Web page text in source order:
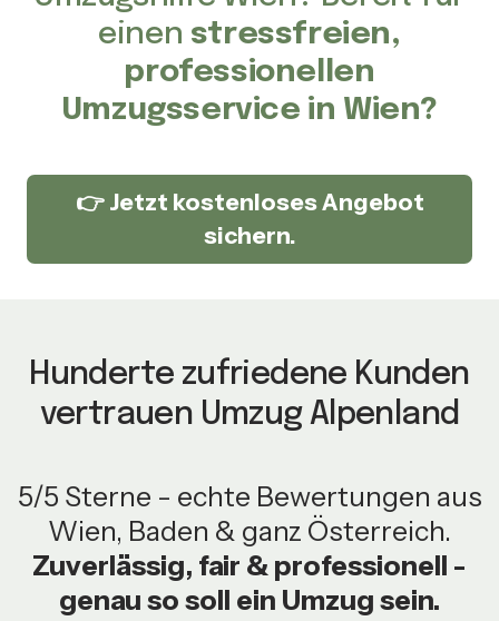
einen stressfreien,
professionellen
Umzugsservice in Wien?
👉 Jetzt kostenloses Angebot
sichern.
Hunderte zufriedene Kunden
vertrauen Umzug Alpenland
5/5 Sterne - echte Bewertungen aus
Wien, Baden & ganz Österreich.
Zuverlässig, fair & professionell -
genau so soll ein Umzug sein.